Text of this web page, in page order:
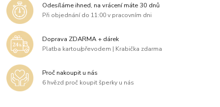
Odesíláme ihned, na vrácení máte 30 dnů
Při objednání do 11:00 v pracovním dni
Doprava ZDARMA + dárek
Platba kartou/převodem | Krabička zdarma
Proč nakoupit u nás
6 hvězd proč koupit šperky u nás